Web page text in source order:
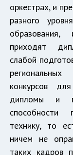
оркестрах, и
разного
приходят
слабой
конкурсов
дипломы и
способности
технику, то
ничем не
таких кадров